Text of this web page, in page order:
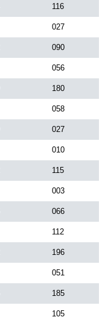
116
027
090
056
180
058
027
010
115
003
066
112
196
051
185
105